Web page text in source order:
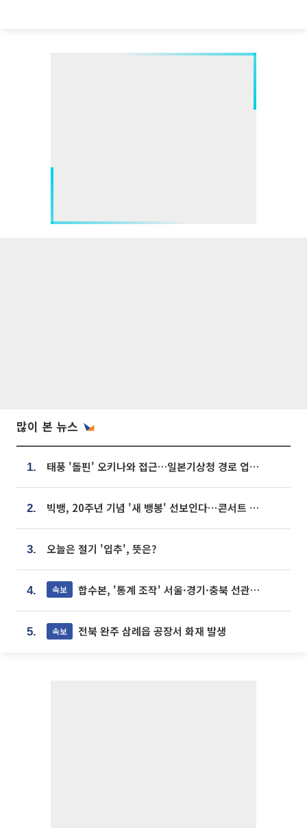
많이 본 뉴스
1. 태풍 '돌핀' 오키나와 접근…일본기상청 경로 업데이트
2. 빅뱅, 20주년 기념 '새 뱅봉' 선보인다⋯콘서트 앞두고 팝업 개최
3. 오늘은 절기 '입추', 뜻은?
4. 속보 합수본, '통계 조작' 서울·경기·충북 선관위 등 추가 압수수색
5. 속보 전북 완주 삼례읍 공장서 화재 발생